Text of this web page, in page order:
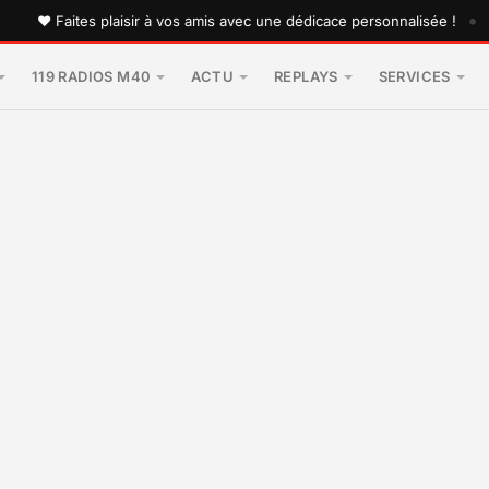
plaisir à vos amis avec une dédicace personnalisée ! •
119 RADIOS M40 ACTU REPLAYS SERVICES